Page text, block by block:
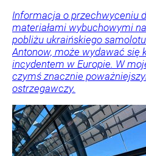
Informacja o przechwyceniu
materiałami wybuchowymi
pobliżu ukraińskiego
Antonow, może wydawać się
incydentem w Europie. W
czymś znacznie
ostrzegawczy.